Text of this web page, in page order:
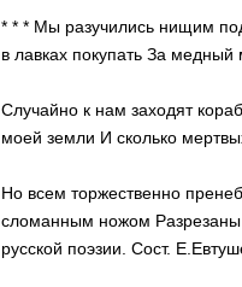
* * * Мы разучились нищим
в лавках покупать За медный
Случайно к нам заходят
моей земли И сколько
Но всем торжественно
сломанным ножом
русской поэзии. Сост.